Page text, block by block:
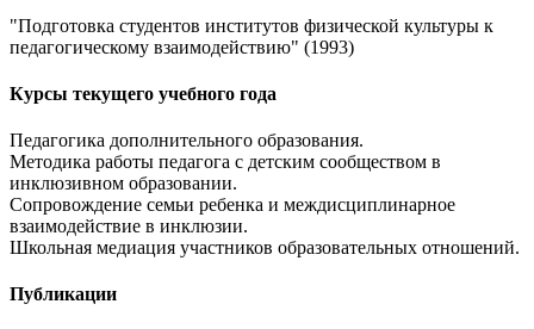
"Подготовка студентов институтов физической культуры к
педагогическому взаимодействию" (1993)
Курсы текущего учебного года
Педагогика дополнительного образования.
Методика работы педагога с детским сообществом в
инклюзивном образовании.
Сопровождение семьи ребенка и междисциплинарное
взаимодействие в инклюзии.
Школьная медиация участников образовательных отношений.
Публикации